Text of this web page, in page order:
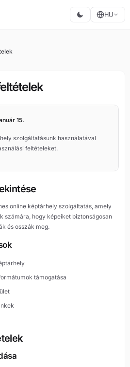
HU
15.
szolgáltatásunk használatával
feltételeket.
online képtárhely szolgáltatás, amely
számára, hogy képeiket biztonságosan
és osszák meg.
támogatása